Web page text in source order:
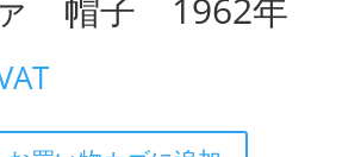
帽子 1962年